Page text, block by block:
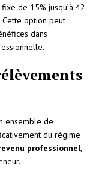
de 15% jusqu’à 42
option peut
dans
ensemble de
du régime
professionnel,